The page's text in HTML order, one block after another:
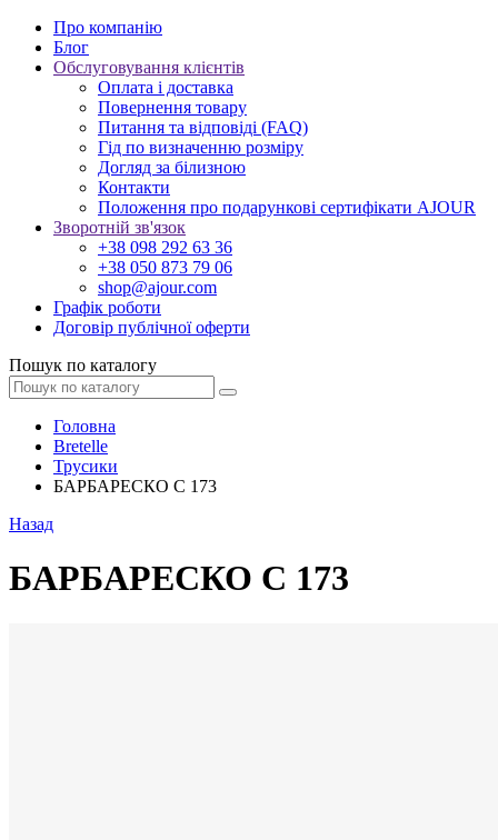
Про компанію
Блог
Обслуговування клієнтів
Оплата і доставка
Повернення товару
Питання та відповіді (FAQ)
Гід по визначенню розміру
Догляд за білизною
Контакти
Положення про подарункові сертифікати AJOUR
Зворотній зв'язок
+38 098 292 63 36
+38 050 873 79 06
shop@ajour.com
Графік роботи
Договір публічної оферти
Пошук по каталогу
Головна
Bretelle
Трусики
БАРБАРЕСКО С 173
Назад
БАРБАРЕСКО С 173